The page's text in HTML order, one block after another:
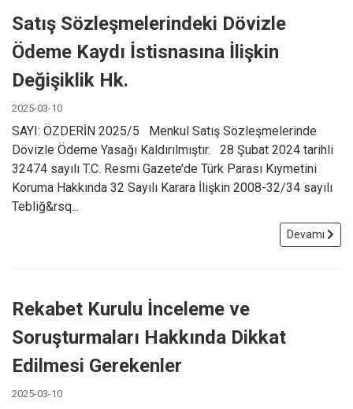
Satış Sözleşmelerindeki Dövizle
Ödeme Kaydı İstisnasına İlişkin
Değişiklik Hk.
2025-03-10
SAYI: ÖZDERİN 2025/5 Menkul Satış Sözleşmelerinde
Dövizle Ödeme Yasağı Kaldırılmıştır. 28 Şubat 2024 tarihli
32474 sayılı T.C. Resmi Gazete’de Türk Parası Kıymetini
Koruma Hakkında 32 Sayılı Karara İlişkin 2008-32/34 sayılı
Tebliğ&rsq...
Devamı
Rekabet Kurulu İnceleme ve
Soruşturmaları Hakkında Dikkat
Edilmesi Gerekenler
2025-03-10